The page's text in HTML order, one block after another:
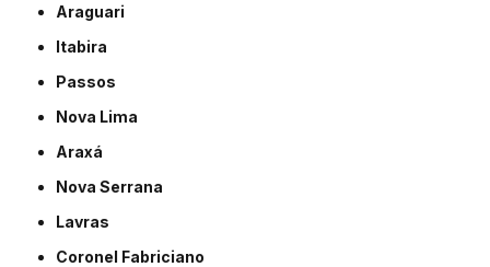
Araguari
Itabira
Passos
Nova Lima
Araxá
Nova Serrana
Lavras
Coronel Fabriciano